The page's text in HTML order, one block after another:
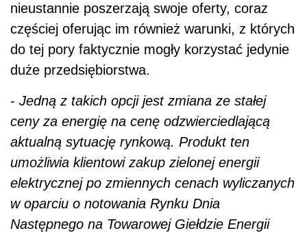
nieustannie poszerzają swoje oferty, coraz
częściej oferując im również warunki, z których
do tej pory faktycznie mogły korzystać jedynie
duże przedsiębiorstwa.
- Jedną z takich opcji jest zmiana ze stałej
ceny za energię na cenę odzwierciedlającą
aktualną sytuację rynkową. Produkt ten
umożliwia klientowi zakup zielonej energii
elektrycznej po zmiennych cenach wyliczanych
w oparciu o notowania Rynku Dnia
Następnego na Towarowej Giełdzie Energii